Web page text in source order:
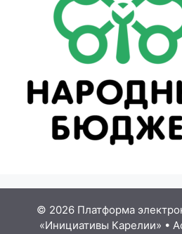
© 2026 Платформа
«Инициативы Карелии» •